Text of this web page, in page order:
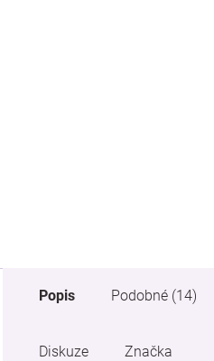
Popis Podobné (14)
Diskuze Značka